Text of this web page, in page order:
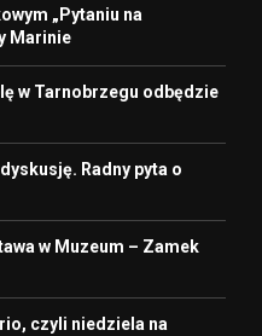
„Pytaniu na
Marinie
w Tarnobrzegu odbędzie
Radny pyta o
w Muzeum – Zamek
czyli niedziela na